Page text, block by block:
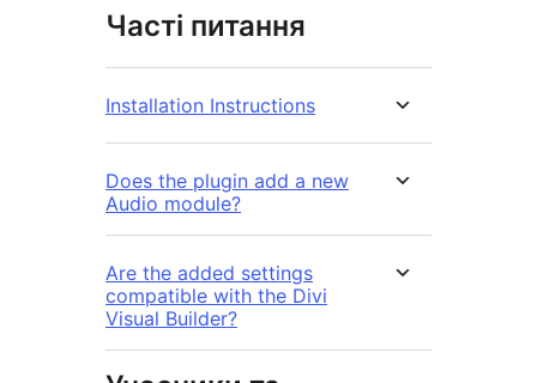
Часті питання
Installation Instructions
Does the plugin add a new
Audio module?
Are the added settings
compatible with the Divi
Visual Builder?